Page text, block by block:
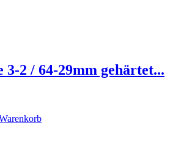
2 / 64-29mm gehärtet...